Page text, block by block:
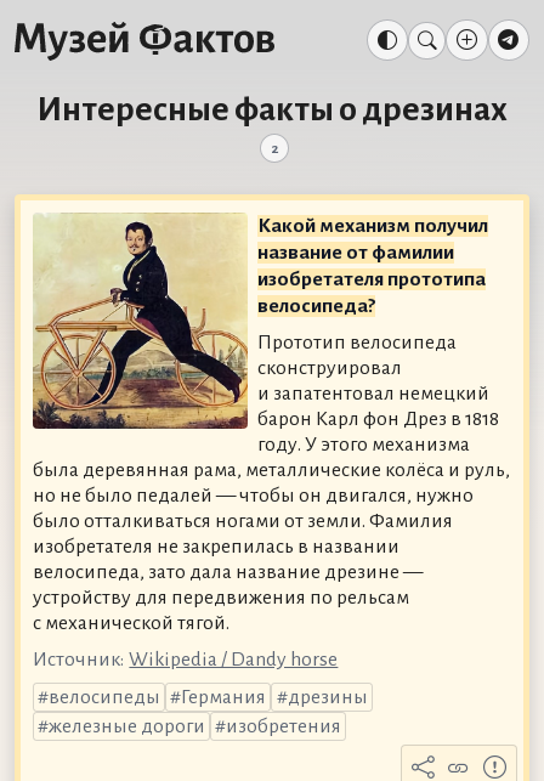
Интересные факты о дрезинах
2
Какой механизм получил
название от фамилии
изобретателя прототипа
велосипеда?
Прототип велосипеда
сконструировал
и запатентовал немецкий
барон Карл фон Дрез в 1818
году. У этого механизма
была деревянная рама, металлические колёса и руль,
но не было педалей — чтобы он двигался, нужно
было отталкиваться ногами от земли. Фамилия
изобретателя не закрепилась в названии
велосипеда, зато дала название дрезине —
устройству для передвижения по рельсам
с механической тягой.
Источник: Wikipedia / Dandy horse
велосипеды
Германия
дрезины
железные дороги
изобретения